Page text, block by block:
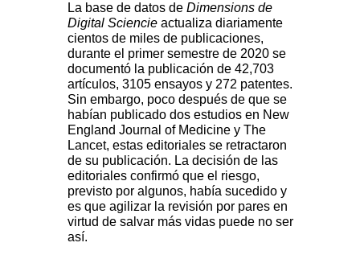
La base de datos de Dimensions de
Digital Sciencie actualiza diariamente
cientos de miles de publicaciones,
durante el primer semestre de 2020 se
documentó la publicación de 42,703
artículos, 3105 ensayos y 272 patentes.
Sin embargo, poco después de que se
habían publicado dos estudios en New
England Journal of Medicine y The
Lancet, estas editoriales se retractaron
de su publicación. La decisión de las
editoriales confirmó que el riesgo,
previsto por algunos, había sucedido y
es que agilizar la revisión por pares en
virtud de salvar más vidas puede no ser
así.